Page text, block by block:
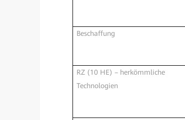
Beschaffung
RZ (10 HE) – herkömmliche
Technologien